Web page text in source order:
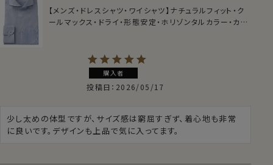
【メンズ・ドレスシャツ・ワイシャツ】ナチュラルフィット・ク
ールマックス・ドライ・形態安定・ホリゾンタルカラー・カッ
購入者
投稿日 2026/05/17
少し太めの体型ですが、サイズ感は窮屈すぎず、着心地も非常
に良いです。デザインも上品で気に入ってます。